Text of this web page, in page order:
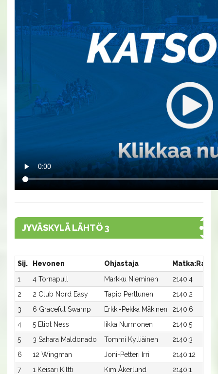
JYVÄSKYLÄ LÄHTÖ 3
Sij. Hevonen Ohjastaja
Matka:Rata
1
4 Tornapull Markku Nieminen
2140:4
2
2 Club Nord Easy Tapio Perttunen
2140:2
3
6 Graceful Swamp Erkki-Pekka Mäkinen
2140:6
4
5 Eliot Ness Iikka Nurmonen
2140:5
5
3 Sahara Maldonado Tommi Kylliäinen
2140:3
6
12 Wingman Joni-Petteri Irri
2140:12
7
1 Keisari Kiltti Kim Åkerlund
2140:1